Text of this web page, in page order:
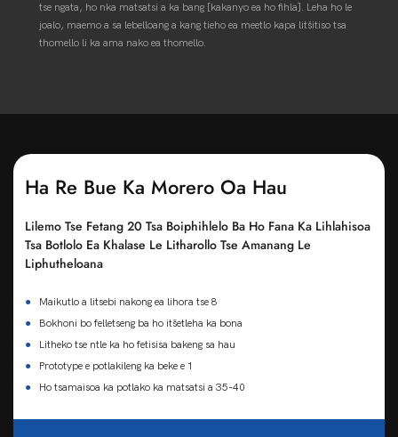
tse ngata, ho nka matsatsi a ka bang [kakanyo ea ho fihla]. Leha ho le
joalo, maemo a sa lebelloang a kang tieho ea meetlo kapa litšitiso tsa
thomello li ka ama nako ea thomello.
Ha Re Bue Ka Morero Oa Hau
Lilemo Tse Fetang 20 Tsa Boiphihlelo Ba Ho Fana Ka Lihlahisoa
Tsa Botlolo Ea Khalase Le Litharollo Tse Amanang Le
Liphutheloana
●
Maikutlo a litsebi nakong ea lihora tse 8
●
Bokhoni bo felletseng ba ho itšetleha ka bona
●
Litheko tse ntle ka ho fetisisa bakeng sa hau
●
Prototype e potlakileng ka beke e 1
●
Ho tsamaisoa ka potlako ka matsatsi a 35-40